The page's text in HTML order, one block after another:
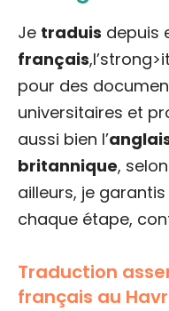
Je traduis depuis
français
pour des
universitaires et
aussi bien l’
britannique,
ailleurs, je garantis
chaque étape,
Traduction
français au